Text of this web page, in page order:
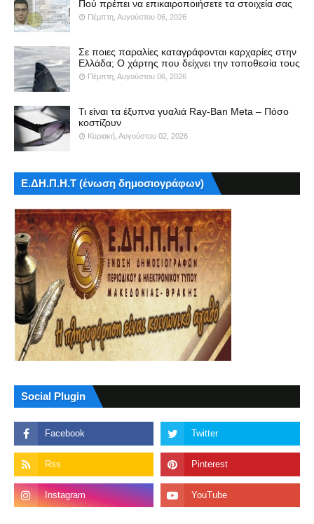
Πού πρέπει να επικαιροποιήσετε τα στοιχεία σας
Πέμπτη, Αυγούστου 06, 2026
Σε ποιες παραλίες καταγράφονται καρχαρίες στην
Ελλάδα; Ο χάρτης που δείχνει την τοποθεσία τους
Πέμπτη, Αυγούστου 06, 2026
Τι είναι τα έξυπνα γυαλιά Ray-Ban Meta – Πόσο
κοστίζουν
Κυριακή, Αυγούστου 02, 2026
Ε.ΔΗ.Π.Η.Τ (ένωση δημοσιογράφων)
Social Plugin